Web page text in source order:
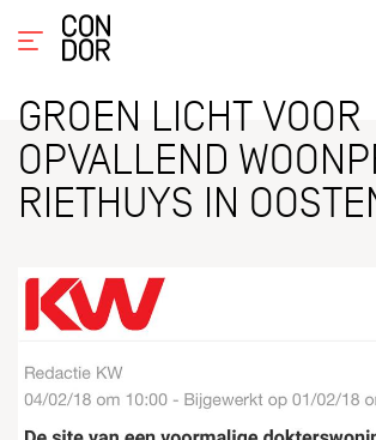
GROEN LICHT VOOR
OPVALLEND
RIETHUYS IN